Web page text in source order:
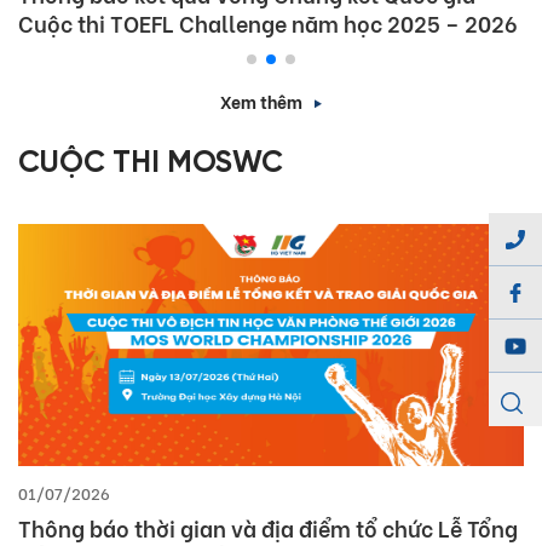
Cuộc thi TOEFL Challenge năm học 2025 – 2026
Xem thêm
CUỘC THI MOSWC
01/07/2026
Thông báo thời gian và địa điểm tổ chức Lễ Tổng